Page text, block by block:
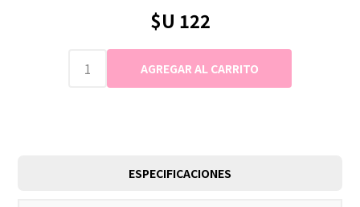
$U 122
ESPECIFICACIONES